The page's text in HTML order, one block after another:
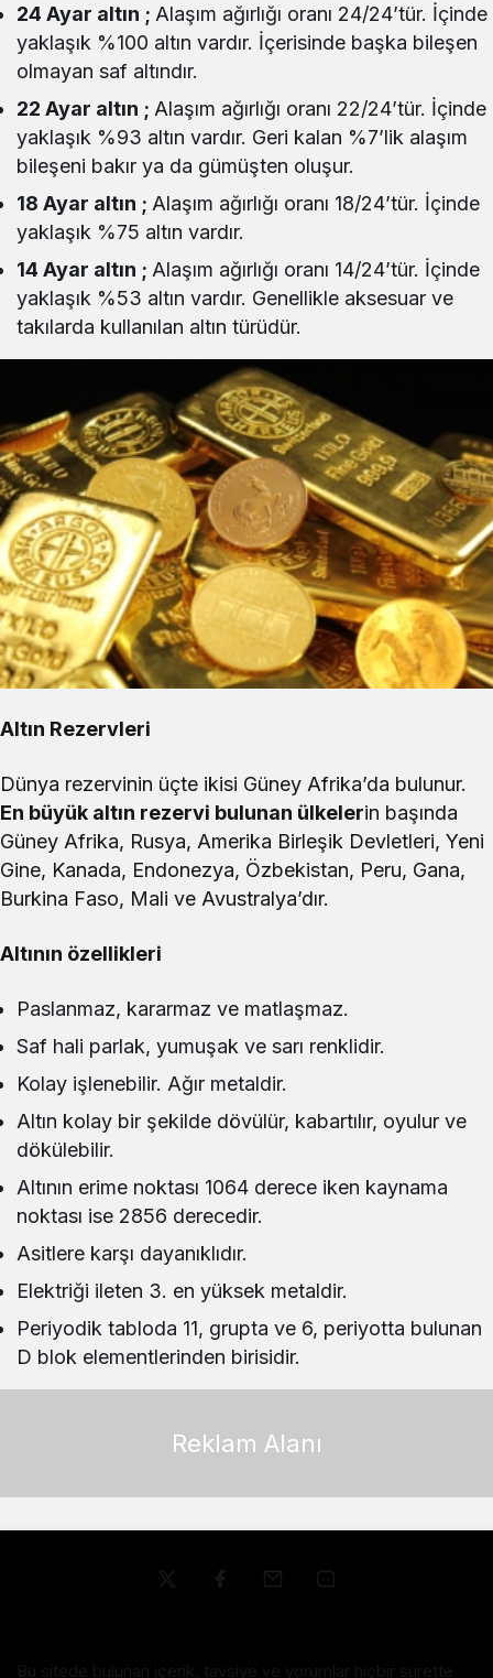
24 Ayar altın ;Alaşım ağırlığı oranı 24/24’tür. İçinde
yaklaşık %100 altın vardır. İçerisinde başka bileşen
olmayan saf altındır.
22 Ayar altın ;Alaşım ağırlığı oranı 22/24’tür. İçinde
yaklaşık %93 altın vardır. Geri kalan %7’lik alaşım
bileşeni bakır ya da gümüşten oluşur.
18 Ayar altın ;Alaşım ağırlığı oranı 18/24’tür. İçinde
yaklaşık %75 altın vardır.
14 Ayar altın ;Alaşım ağırlığı oranı 14/24’tür. İçinde
yaklaşık %53 altın vardır. Genellikle aksesuar ve
takılarda kullanılan altın türüdür.
Altın Rezervleri
Dünya rezervinin üçte ikisi Güney Afrika’da bulunur.
En büyük altın rezervi bulunan ülkelerin başında
Güney Afrika, Rusya, Amerika Birleşik Devletleri, Yeni
Gine, Kanada, Endonezya, Özbekistan, Peru, Gana,
Burkina Faso, Mali ve Avustralya’dır.
Altının özellikleri
Paslanmaz, kararmaz ve matlaşmaz.
Saf hali parlak, yumuşak ve sarı renklidir.
Kolay işlenebilir. Ağır metaldir.
Altın kolay bir şekilde dövülür, kabartılır, oyulur ve
dökülebilir.
Altının erime noktası 1064 derece iken kaynama
noktası ise 2856 derecedir.
Asitlere karşı dayanıklıdır.
Elektriği ileten 3. en yüksek metaldir.
Periyodik tabloda 11, grupta ve 6, periyotta bulunan
D blok elementlerinden birisidir.
Reklam Alanı